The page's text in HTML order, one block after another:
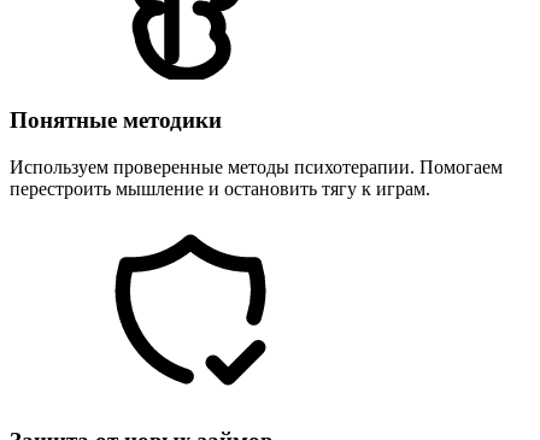
Понятные методики
Используем проверенные методы психотерапии. Помогаем
перестроить мышление и остановить тягу к играм.